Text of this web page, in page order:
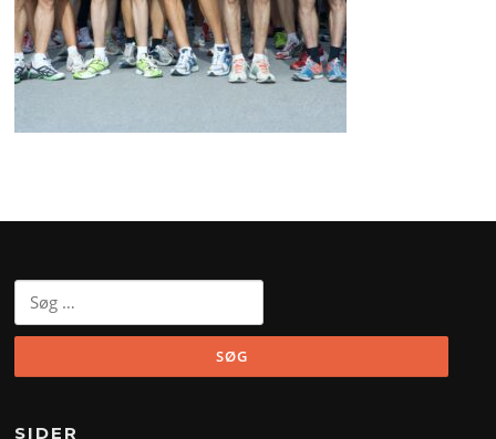
efter:
SIDER